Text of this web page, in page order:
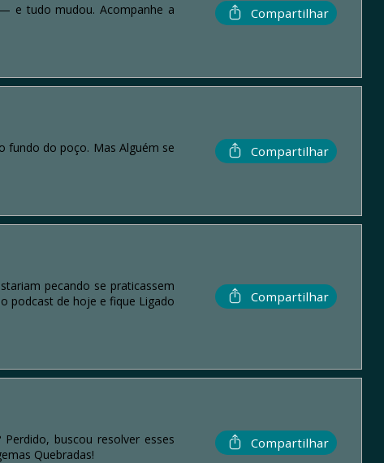
e tudo mudou. Acompanhe a
Compartilhar
fundo do poço. Mas Alguém se
Compartilhar
pecando se praticassem
podcast de hoje e fique Ligado
Compartilhar
buscou resolver esses
Quebradas!
Compartilhar